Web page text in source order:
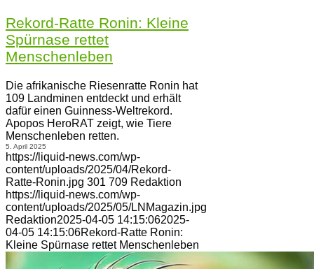
Rekord-Ratte Ronin: Kleine
Spürnase rettet
Menschenleben
Die afrikanische Riesenratte Ronin hat
109 Landminen entdeckt und erhält
dafür einen Guinness-Weltrekord.
Apopos HeroRAT zeigt, wie Tiere
Menschenleben retten.
5. April 2025
https://liquid-news.com/wp-
content/uploads/2025/04/Rekord-
Ratte-Ronin.jpg 301 709 Redaktion
https://liquid-news.com/wp-
content/uploads/2025/05/LNMagazin.jpg
Redaktion2025-04-05 14:15:062025-
04-05 14:15:06Rekord-Ratte Ronin:
Kleine Spürnase rettet Menschenleben